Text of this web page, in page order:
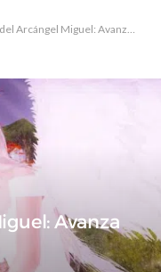
Mensaje del Arcángel Miguel: Avanza lento pero seguro
Avanza